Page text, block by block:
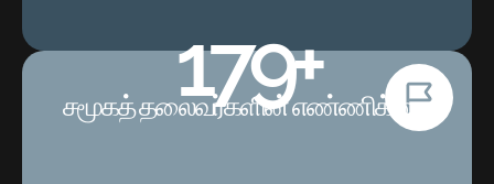
180+
சமூகத் தலைவர்களின் எண்ணிக்கை